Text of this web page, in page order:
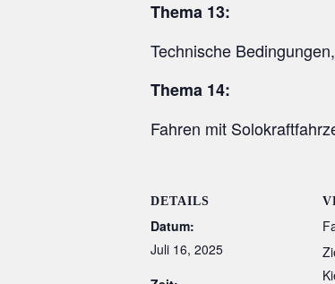
Thema 13:
Technische
Thema 14:
Fahren mit
DETAILS
Datum:
Juli 16, 2025